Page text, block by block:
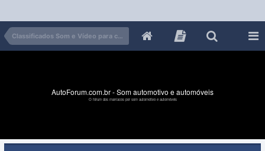
Classificados Som e Vídeo para carros
AutoForum.com.br - Som automotivo e automóveis
O fórum dos maníacos por som automotivo e automóveis